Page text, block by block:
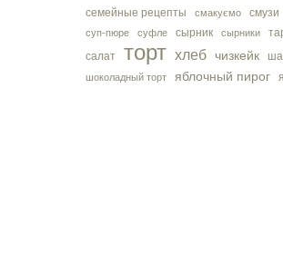
семейные рецепты смакуємо смузи
суп-пюре суфле сырник сырники
салат
торт хлеб чизкейк
шоколадный торт яблочный пирог